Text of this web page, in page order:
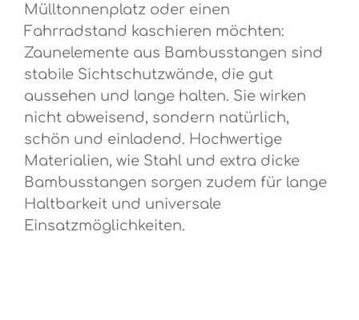
Mülltonnenplatz oder einen
Fahrradstand kaschieren möchten:
Zaunelemente aus Bambusstangen sind
stabile Sichtschutzwände, die gut
aussehen und lange halten. Sie wirken
nicht abweisend, sondern natürlich,
schön und einladend. Hochwertige
Materialien, wie Stahl und extra dicke
Bambusstangen sorgen zudem für lange
Haltbarkeit und universale
Einsatzmöglichkeiten.